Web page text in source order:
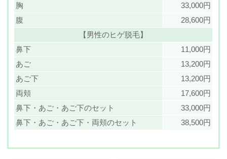
胸
33,000円
腹
28,600円
【男性のヒゲ脱毛】
鼻下
11,000円
あご
13,200円
あご下
13,200円
両頬
17,600円
鼻下・あご・あご下のセット
33,000円
鼻下・あご・あご下・両頬のセット
38,500円